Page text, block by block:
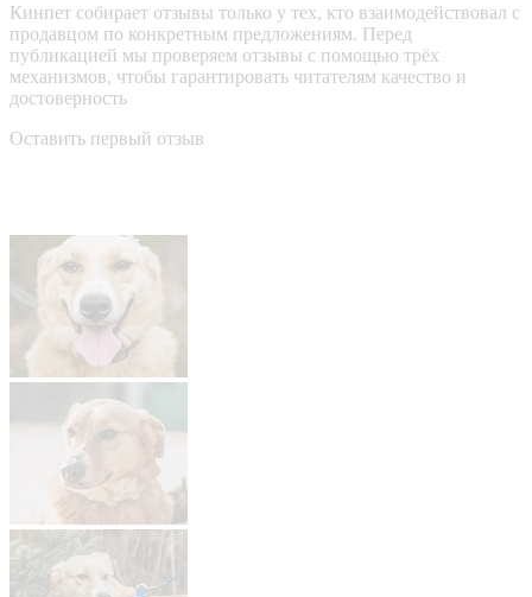
Кинпет собирает отзывы только у тех, кто взаимодействовал с
продавцом по конкретным предложениям. Перед
публикацией мы проверяем отзывы с помощью трёх
механизмов, чтобы гарантировать читателям качество и
достоверность
Оставить первый отзыв